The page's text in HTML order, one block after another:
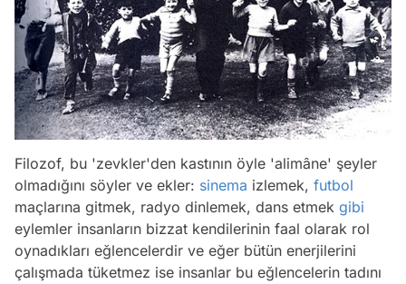
Filozof, bu 'zevkler'den kastının öyle 'alimâne' şeyler
olmadığını söyler ve ekler: sinema izlemek, futbol
maçlarına gitmek, radyo dinlemek, dans etmek gibi
eylemler insanların bizzat kendilerinin faal olarak rol
oynadıkları eğlencelerdir ve eğer bütün enerjilerini
çalışmada tüketmez ise insanlar bu eğlencelerin tadını